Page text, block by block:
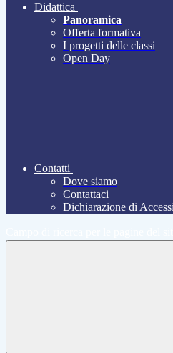
Didattica
Panoramica
Offerta formativa
I progetti delle classi
Open Day
Contatti
Dove siamo
Contattaci
Dichiarazione di